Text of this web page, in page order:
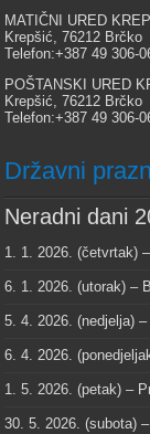
MATIČNI URED
Krepšić, 76212 Brčko
Telefon:+387 49 306-
POŠTANSKI URED
Krepšić, 76212 Brčko
Telefon:+387 49 306-
Državni
Neradni dani
1. 1. 2026. (četvrtak) –
6. 1. 2026. (utorak) –
5. 4. 2026. (nedjelja)
6. 4. 2026.
1. 5. 2026. (petak) –
30. 5. 2026. (subota)